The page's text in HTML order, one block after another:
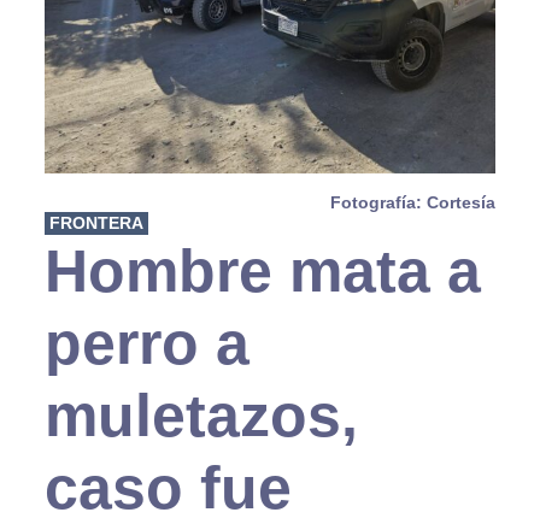
Fotografía: Cortesía
FRONTERA
Hombre mata a
perro a
muletazos,
caso fue